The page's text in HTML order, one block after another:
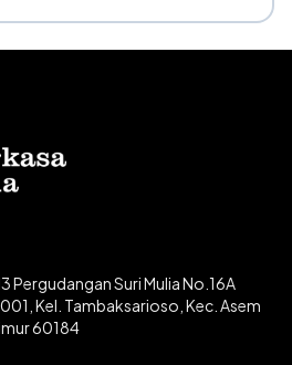
Pergudangan Suri Mulia No.16A
Kel. Tambaksarioso, Kec. Asem
60184